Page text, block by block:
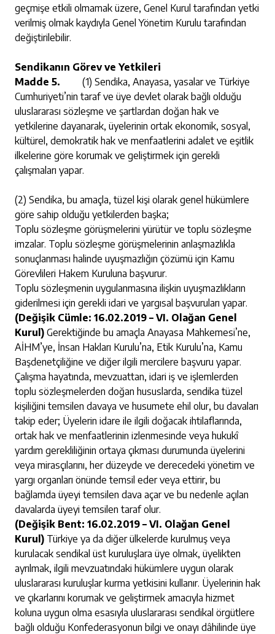
geçmişe etkili olmamak üzere, Genel Kurul tarafından yetki
verilmiş olmak kaydıyla Genel Yönetim Kurulu tarafından
değiştirilebilir.
Sendikanın Görev ve Yetkileri
Madde 5. (1) Sendika, Anayasa, yasalar ve Türkiye
Cumhuriyeti’nin taraf ve üye devlet olarak bağlı olduğu
uluslararası sözleşme ve şartlardan doğan hak ve
yetkilerine dayanarak, üyelerinin ortak ekonomik, sosyal,
kültürel, demokratik hak ve menfaatlerini adalet ve eşitlik
ilkelerine göre korumak ve geliştirmek için gerekli
çalışmaları yapar.
(2) Sendika, bu amaçla, tüzel kişi olarak genel hükümlere
göre sahip olduğu yetkilerden başka;
Toplu sözleşme görüşmelerini yürütür ve toplu sözleşme
imzalar. Toplu sözleşme görüşmelerinin anlaşmazlıkla
sonuçlanması halinde uyuşmazlığın çözümü için Kamu
Görevlileri Hakem Kuruluna başvurur.
Toplu sözleşmenin uygulanmasına ilişkin uyuşmazlıkların
giderilmesi için gerekli idari ve yargısal başvuruları yapar.
(Değişik Cümle: 16.02.2019 – VI. Olağan Genel
Kurul) Gerektiğinde bu amaçla Anayasa Mahkemesi’ne,
AİHM’ye, İnsan Hakları Kurulu’na, Etik Kurulu’na, Kamu
Başdenetçiliğine ve diğer ilgili mercilere başvuru yapar.
Çalışma hayatında, mevzuattan, idari iş ve işlemlerden
toplu sözleşmelerden doğan hususlarda, sendika tüzel
kişiliğini temsilen davaya ve husumete ehil olur, bu davaları
takip eder; Üyelerin idare ile ilgili doğacak ihtilaflarında,
ortak hak ve menfaatlerinin izlenmesinde veya hukukî
yardım gerekliliğinin ortaya çıkması durumunda üyelerini
veya mirasçılarını, her düzeyde ve derecedeki yönetim ve
yargı organları önünde temsil eder veya ettirir, bu
bağlamda üyeyi temsilen dava açar ve bu nedenle açılan
davalarda üyeyi temsilen taraf olur.
(Değişik Bent: 16.02.2019 – VI. Olağan Genel
Kurul) Türkiye ya da diğer ülkelerde kurulmuş veya
kurulacak sendikal üst kuruluşlara üye olmak, üyelikten
ayrılmak, ilgili mevzuatındaki hükümlere uygun olarak
uluslararası kuruluşlar kurma yetkisini kullanır. Üyelerinin hak
ve çıkarlarını korumak ve geliştirmek amacıyla hizmet
koluna uygun olma esasıyla uluslararası sendikal örgütlere
bağlı olduğu Konfederasyonun bilgi ve onayı dâhilinde üye